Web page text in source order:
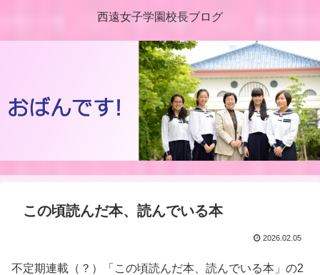
西遠女子学園校長ブログ
この頃読んだ本、読んでいる本
2026.02.05
不定期連載（？）「この頃読んだ本、読んでいる本」の2